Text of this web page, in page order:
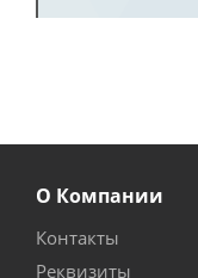
О Компании
Контакты
Реквизиты